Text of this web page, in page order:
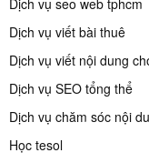
Dịch vụ seo web tphcm
Dịch vụ viết bài thuê
Dịch vụ viết nội dung
Dịch vụ SEO tổng thể
Dịch vụ chăm sóc nội
Học tesol